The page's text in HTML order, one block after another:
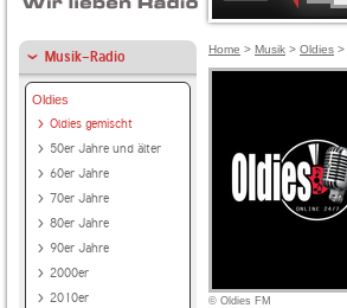
Musik-Radio
Oldies
Oldies gemischt
50er Jahre und älter
60er Jahre
70er Jahre
80er Jahre
90er Jahre
2000er
2010er
Home > Musik > Oldies >
© Oldies FM